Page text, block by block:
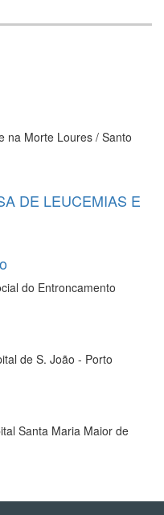
na Morte Loures / Santo
DE LEUCEMIAS E
do Entroncamento
de S. João - Porto
Santa Maria Maior de